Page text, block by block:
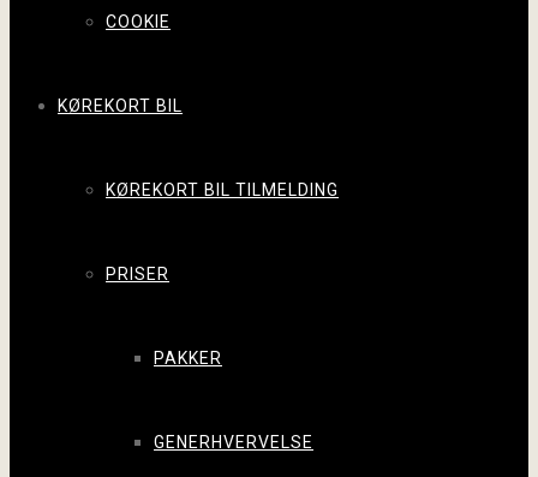
COOKIE
KØREKORT BIL
KØREKORT BIL TILMELDING
PRISER
PAKKER
GENERHVERVELSE